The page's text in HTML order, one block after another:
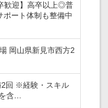
歓迎】高卒以上◎普
ート体制も整備中
岡山県新見市西方2
2回 ※経験・スキル
含…